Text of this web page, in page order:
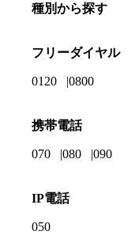
種別から探す
フリーダイヤル
0120 0800
携帯電話
070 080 090
IP電話
050